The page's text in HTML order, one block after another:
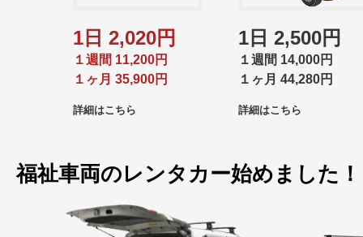
1日 2,020円
１週間 11,200円
１ヶ月 35,900円
詳細はこちら
1日 2,500円
１週間 14,000円
１ヶ月 44,280円
詳細はこちら
福祉車両のレンタカー始めました！